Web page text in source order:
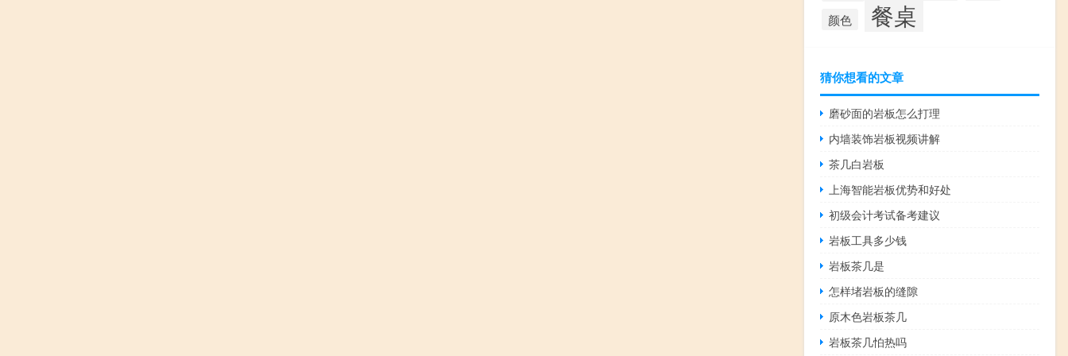
颜色
餐桌
猜你想看的文章
磨砂面的岩板怎么打理
内墙装饰岩板视频讲解
茶几白岩板
上海智能岩板优势和好处
初级会计考试备考建议
岩板工具多少钱
岩板茶几是
怎样堵岩板的缝隙
原木色岩板茶几
岩板茶几怕热吗